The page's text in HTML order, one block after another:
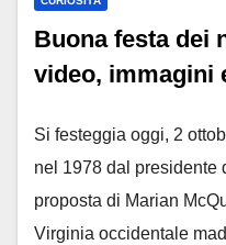
Buona festa dei
video, immagini
Si festeggia oggi, 2
nel 1978 dal presidente
proposta di Marian
Virginia occidentale